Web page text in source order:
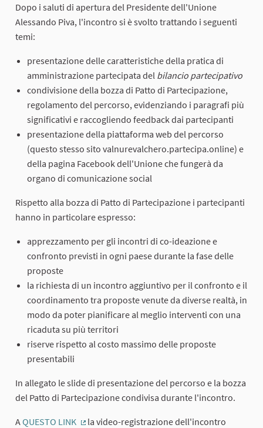
Dopo i saluti di apertura del Presidente dell'Unione
Alessando Piva, l'incontro si è svolto trattando i seguenti
temi:
presentazione delle caratteristiche della pratica di
amministrazione partecipata del bilancio partecipativo
condivisione della bozza di Patto di Partecipazione,
regolamento del percorso, evidenziando i paragrafi più
significativi e raccogliendo feedback dai partecipanti
presentazione della piattaforma web del percorso
(questo stesso sito valnurevalchero.partecipa.online) e
della pagina Facebook dell'Unione che fungerà da
organo di comunicazione social
Rispetto alla bozza di Patto di Partecipazione i partecipanti
hanno in particolare espresso:
apprezzamento per gli incontri di co-ideazione e
confronto previsti in ogni paese durante la fase delle
proposte
la richiesta di un incontro aggiuntivo per il confronto e il
coordinamento tra proposte venute da diverse realtà, in
modo da poter pianificare al meglio interventi con una
ricaduta su più territori
riserve rispetto al costo massimo delle proposte
presentabili
In allegato le slide di presentazione del percorso e la bozza
del Patto di Partecipazione condivisa durante l'incontro.
AQUESTO LINK
la video-registrazione dell'incontro